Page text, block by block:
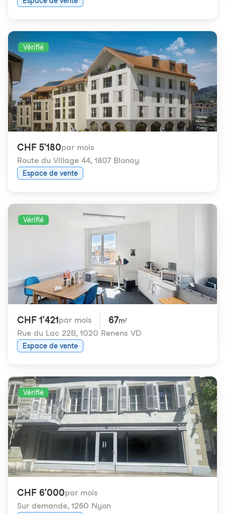
Vérifié
CHF 5'180par mois
Route du Village 44, 1807 Blonay
Espace de vente
Vérifié
CHF 1'421 par mois 67m²
Rue du Lac 22B, 1020 Renens VD
Espace de vente
Vérifié
CHF 6'000par mois
Sur demande, 1260 Nyon